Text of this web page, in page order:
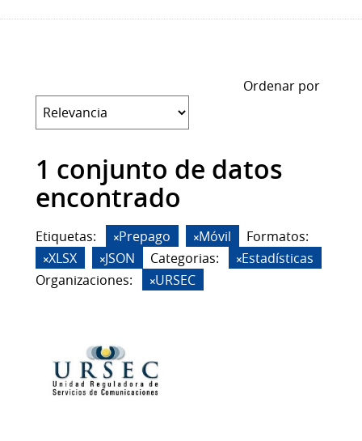
Ordenar por
1 conjunto de datos
encontrado
Etiquetas: Prepago Móvil
Formatos:
XLSX
JSON Categorias:
Estadísticas
Organizaciones:
URSEC